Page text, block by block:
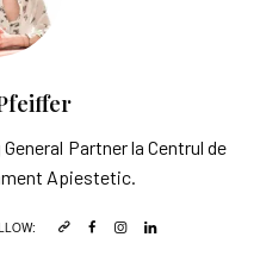
Partner la Centrul de
Apiestetic.